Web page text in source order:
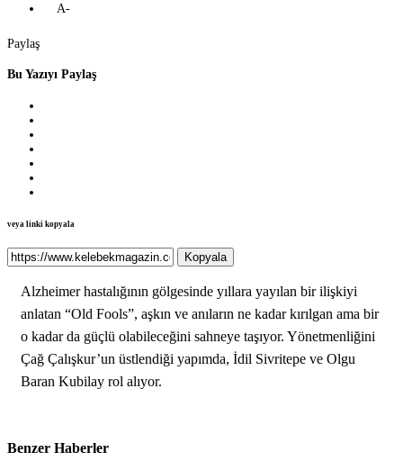
A-
Paylaş
Bu Yazıyı Paylaş
veya linki kopyala
Kopyala
Alzheimer hastalığının gölgesinde yıllara yayılan bir ilişkiyi
anlatan “Old Fools”, aşkın ve anıların ne kadar kırılgan ama bir
o kadar da güçlü olabileceğini sahneye taşıyor. Yönetmenliğini
Çağ Çalışkur’un üstlendiği yapımda, İdil Sivritepe ve Olgu
Baran Kubilay rol alıyor.
Benzer Haberler